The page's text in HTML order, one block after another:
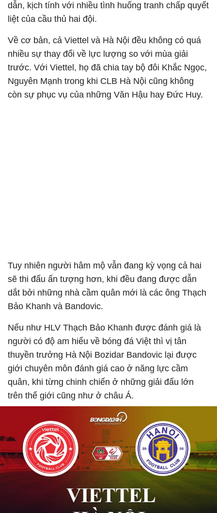
dẫn, kịch tính với nhiều tình huống tranh chấp quyết
liệt của cầu thủ hai đội.
Về cơ bản, cả Viettel và Hà Nội đều không có quá
nhiều sự thay đổi về lực lượng so với mùa giải
trước. Với Viettel, họ đã chia tay bộ đôi Khắc Ngọc,
Nguyên Mạnh trong khi CLB Hà Nội cũng không
còn sự phục vụ của những Văn Hậu hay Đức Huy.
Tuy nhiên người hâm mộ vẫn đang kỳ vọng cả hai
sẽ thi đấu ấn tượng hơn, khi đều đang được dẫn
dắt bởi những nhà cầm quân mới là các ông Thạch
Bảo Khanh và Bandovic.
Nếu như HLV Thạch Bảo Khanh được đánh giá là
người có độ am hiểu về bóng đá Việt thì vị tân
thuyền trưởng Hà Nội Bozidar Bandovic lại được
giới chuyên môn đánh giá cao ở năng lực cầm
quân, khi từng chinh chiến ở những giải đấu lớn
trên thế giới cũng như ở châu Á.